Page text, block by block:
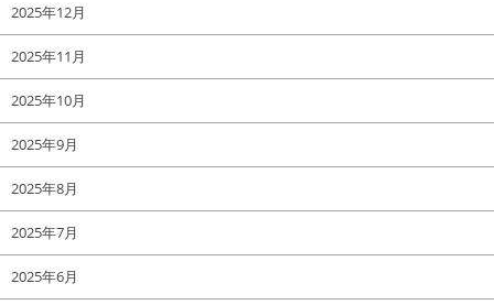
2025年12月
2025年11月
2025年10月
2025年9月
2025年8月
2025年7月
2025年6月